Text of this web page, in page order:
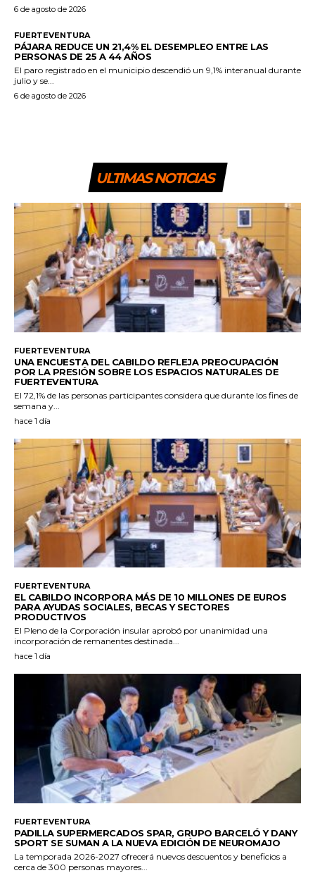
6 de agosto de 2026
FUERTEVENTURA
PÁJARA REDUCE UN 21,4% EL DESEMPLEO ENTRE LAS
PERSONAS DE 25 A 44 AÑOS
El paro registrado en el municipio descendió un 9,1% interanual durante
julio y se...
6 de agosto de 2026
ULTIMAS NOTICIAS
FUERTEVENTURA
UNA ENCUESTA DEL CABILDO REFLEJA PREOCUPACIÓN
POR LA PRESIÓN SOBRE LOS ESPACIOS NATURALES DE
FUERTEVENTURA
El 72,1% de las personas participantes considera que durante los fines de
semana y...
hace 1 día
FUERTEVENTURA
EL CABILDO INCORPORA MÁS DE 10 MILLONES DE EUROS
PARA AYUDAS SOCIALES, BECAS Y SECTORES
PRODUCTIVOS
El Pleno de la Corporación insular aprobó por unanimidad una
incorporación de remanentes destinada...
hace 1 día
FUERTEVENTURA
PADILLA SUPERMERCADOS SPAR, GRUPO BARCELÓ Y DANY
SPORT SE SUMAN A LA NUEVA EDICIÓN DE NEUROMAJO
La temporada 2026-2027 ofrecerá nuevos descuentos y beneficios a
cerca de 300 personas mayores...